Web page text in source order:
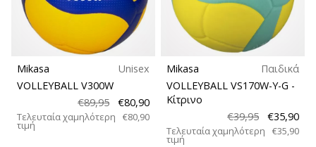
Mikasa
Unisex
VOLLEYBALL V300W
€89,95
€80,90
Τελευταία χαμηλότερη
τιμή
€80,90
Mikasa
Παιδικά
VOLLEYBALL VS170W-Y-G -
Κίτρινο
€39,95
€35,90
Τελευταία χαμηλότερη
τιμή
€35,90